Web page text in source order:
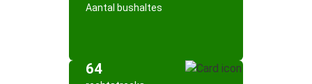
Aantal bushaltes
64